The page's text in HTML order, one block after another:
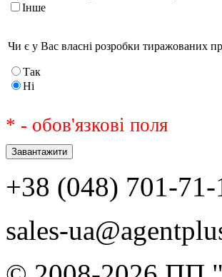
Iнше
Чи є у Вас власні розробки тиражованих
Так
Нi
* - обов'язкові поля
+38 (048) 701-71-
sales-